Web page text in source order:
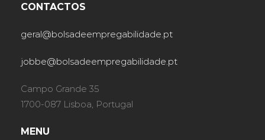
CONTACTOS
geral@bolsadeempregabilidade.pt
jobbe@bolsadeempregabilidade.pt
Campo Grande 35
1700-087 Lisboa, Portugal
MENU